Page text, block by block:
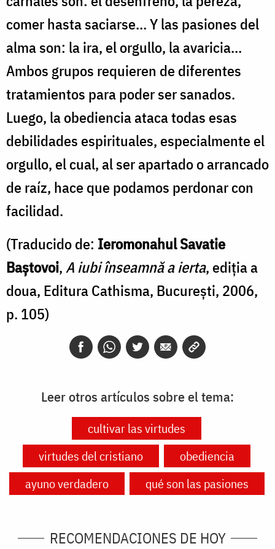
comer hasta saciarse… Y las pasiones del
alma son: la ira, el orgullo, la avaricia…
Ambos grupos requieren de diferentes
tratamientos para poder ser sanados.
Luego, la obediencia ataca todas esas
debilidades espirituales, especialmente el
orgullo, el cual, al ser apartado o arrancado
de raíz, hace que podamos perdonar con
facilidad.
(Traducido de: Ieromonahul Savatie
Baștovoi,A iubi înseamnă a ierta, ediția a
doua, Editura Cathisma, București, 2006,
p. 105)
Leer otros artículos sobre el tema:
cultivar las virtudes
virtudes del cristiano
obediencia
ayuno verdadero
qué son las pasiones
RECOMENDACIONES DE HOY